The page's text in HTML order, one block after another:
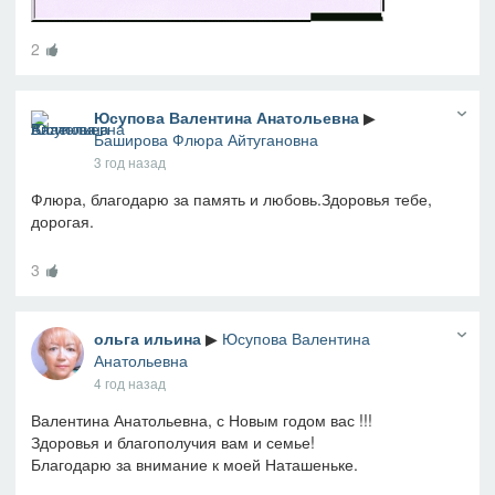
2
Юсупова Валентина Анатольевна ▶
Баширова Флюра Айтугановна
3 год назад
Флюра, благодарю за память и любовь.Здоровья тебе,
дорогая.
3
ольга ильина ▶ Юсупова Валентина
Анатольевна
4 год назад
Валентина Анатольевна, с Новым годом вас !!!
Здоровья и благополучия вам и семье!
Благодарю за внимание к моей Наташеньке.